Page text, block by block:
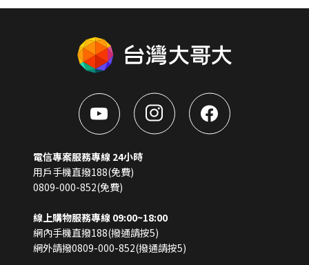
電信專案服務專線 24小時
用戶手機直撥188(免費)
0809-000-852(免費)
線上購物服務專線 09:00~18:00
網內手機直撥188(撥通請按5)
網外請撥0809-000-852(撥通請按5)